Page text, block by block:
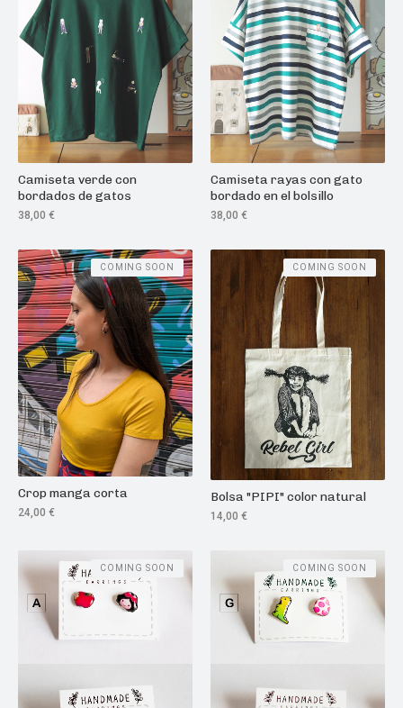
Camiseta verde con
bordados de gatos
38,00 €
Camiseta rayas con gato
bordado en el bolsillo
38,00 €
Crop manga corta
24,00 €
COMING SOON
Bolsa "PIPI" color natural
14,00 €
COMING SOON
COMING SOON COMING SOON